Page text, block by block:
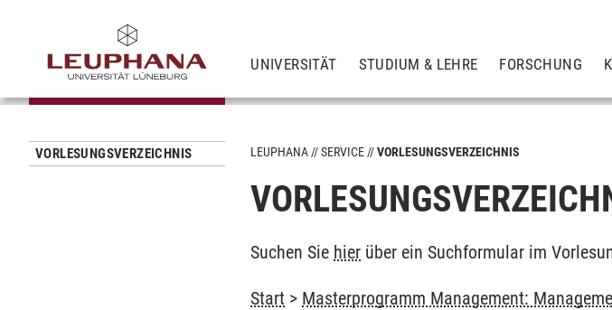
UNIVERSITÄT STUDIUM & LEHRE FORSCHUNG
VORLESUNGSVERZEICHNIS LEUPHANA SERVICE VORLESUNGSVERZEICHNIS
Suchen Sie hier über ein Suchformular im
Start > Masterprogramm Management: